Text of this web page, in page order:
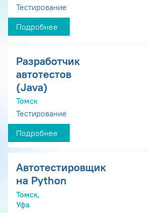
Тестирование
Подробнее
Разработчик
автотестов
(Java)
Томск
Тестирование
Подробнее
Автотестировщик
на Python
Томск,
Уфа